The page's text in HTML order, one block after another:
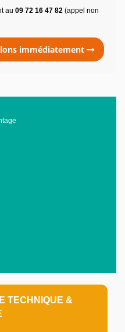
au 09 72 16 47 82 (appel non
immédiatement
TECHNIQUE &